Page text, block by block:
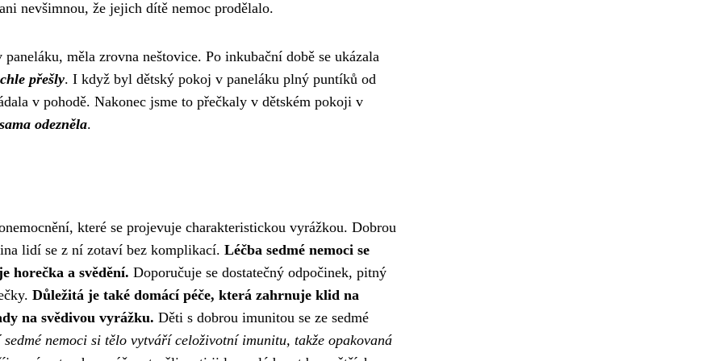
nevšimnou, že jejich dítě nemoc prodělalo.
paneláku, měla zrovna neštovice. Po inkubační době se ukázala
přešly. I když byl dětský pokoj v paneláku plný puntíků od
v pohodě. Nakonec jsme to přečkaly v dětském pokoji v
odezněla.
které se projevuje charakteristickou vyrážkou. Dobrou
lidí se z ní zotaví bez komplikací. Léčba sedmé nemoci se
horečka a svědění. Doporučuje se dostatečný odpočinek, pitný
Důležitá je také domácí péče, která zahrnuje klid na
na svědivou vyrážku. Děti s dobrou imunitou se ze sedmé
nemoci si tělo vytváří celoživotní imunitu, takže opakovaná